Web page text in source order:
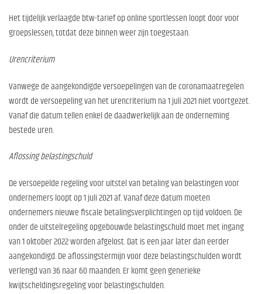
Het tijdelijk verlaagde btw-tarief op online sportlessen loopt door voor
groepslessen, totdat deze binnen weer zijn toegestaan.
Urencriterium
Vanwege de aangekondigde versoepelingen van de coronamaatregelen
wordt de versoepeling van het urencriterium na 1 juli 2021 niet voortgezet.
Vanaf die datum tellen enkel de daadwerkelijk aan de onderneming
bestede uren.
Aflossing belastingschuld
De versoepelde regeling voor uitstel van betaling van belastingen voor
ondernemers loopt op 1 juli 2021 af. Vanaf deze datum moeten
ondernemers nieuwe fiscale betalingsverplichtingen op tijd voldoen. De
onder de uitstelregeling opgebouwde belastingschuld moet met ingang
van 1 oktober 2022 worden afgelost. Dat is een jaar later dan eerder
aangekondigd. De aflossingstermijn voor deze belastingschulden wordt
verlengd van 36 naar 60 maanden. Er komt geen generieke
kwijtscheldingsregeling voor belastingschulden.